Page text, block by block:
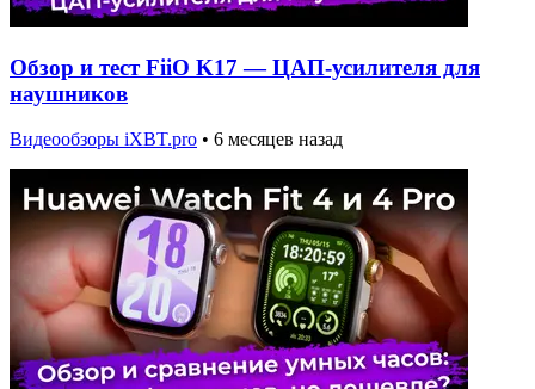
Обзор и тест FiiO K17 — ЦАП-усилителя для
наушников
Видеообзоры iXBT.pro • 6 месяцев назад